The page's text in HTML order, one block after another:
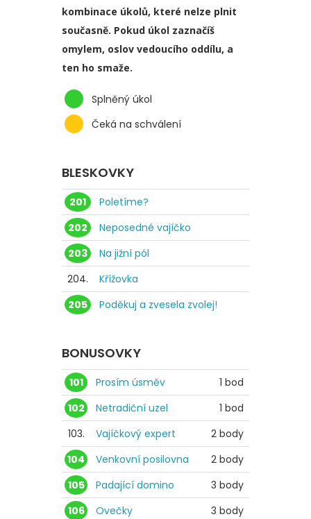
kombinace úkolů, které nelze plnit
současně. Pokud úkol zaznačíš
omylem, oslov vedoucího oddílu, a
ten ho smaže.
Splněný úkol
Čeká na schválení
BLESKOVKY
201
Poletíme?
202
Neposedné vajíčko
203
Na jižní pól
204.
Křížovka
205
Poděkuj a zvesela zvolej!
BONUSOVKY
101 Prosím úsměv
1 bod
102
Netradiční uzel
1 bod
103.
Vajíčkový expert
2 body
104
Venkovní posilovna
2 body
105
Padající domino
3 body
106
Ovečky
3 body